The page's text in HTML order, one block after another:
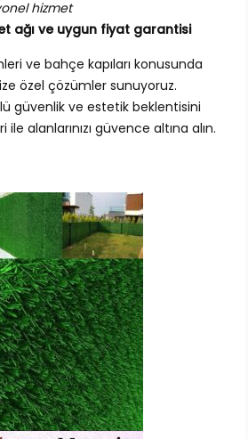
hizmet
ağı ve uygun fiyat garantisi
ve bahçe kapıları konusunda
özel çözümler sunuyoruz.
güvenlik ve estetik beklentisini
alanlarınızı güvence altına alın.